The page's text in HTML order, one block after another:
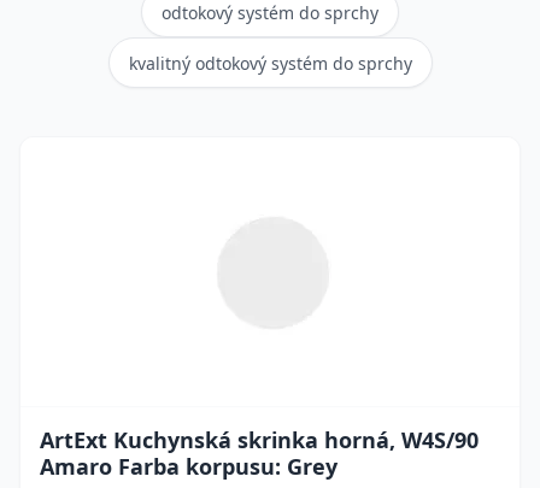
odtokový systém do sprchy
kvalitný odtokový systém do sprchy
ArtExt Kuchynská skrinka horná, W4S/90
Amaro Farba korpusu: Grey